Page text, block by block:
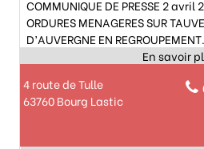
COMMUNIQUE DE PRESSE 2 avril
ORDURES MENAGERES SUR
D’AUVERGNE EN
4 route de Tulle
63760 Bourg Lastic